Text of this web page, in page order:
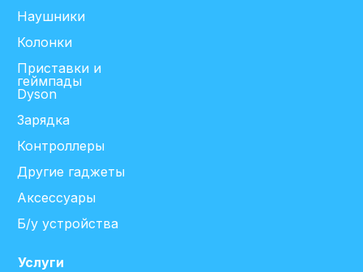
Услуги
Наушники
Колонки
Приставки и
геймпады
Dyson
Зарядка
Контроллеры
Другие гаджеты
Аксессуары
Б/у устройства